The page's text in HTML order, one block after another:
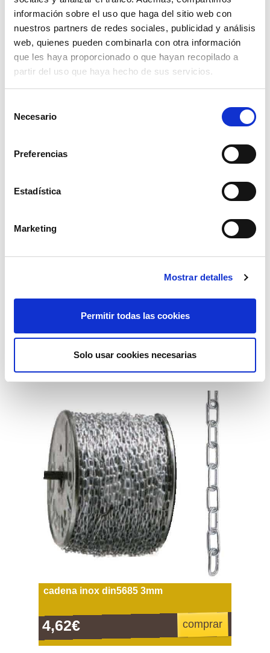
información sobre el uso que haga del sitio web con
nuestros partners de redes sociales, publicidad y análisis
web, quienes pueden combinarla con otra información
que les haya proporcionado o que hayan recopilado a
partir del uso que haya hecho de sus servicios.
Necesario
Preferencias
Estadística
Marketing
Mostrar detalles
Permitir todas las cookies
Solo usar cookies necesarias
cadena de acero sold. din 764 de 9
7,69€ comprar
cadena inox din5685 3mm
4,62€ comprar